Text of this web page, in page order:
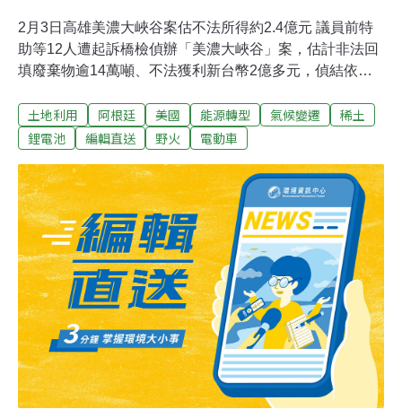
2月3日高雄美濃大峽谷案估不法所得約2.4億元 議員前特
助等12人遭起訴橋檢偵辦「美濃大峽谷」案，估計非法回
填廢棄物逾14萬噸、不法獲利新台幣2億多元，偵結依違
議員朱信強前特助石麗君等12人。（中央社報導）亞泥礦
場補辦環評 地方憂慮山崩悲劇礦業法修法後，亞洲水泥新
明會。居民憂心403強震後礦場周邊土石崩塌，採掘高度
降至海拔120公尺恐危及部落安全；亞泥則回應，已加強
監測、修正爆破等作業，將納入意見，完善環評。（聯合
報報導）
土地利用 阿根廷 美國 能源轉型 氣候變遷
稀土
鋰電池
編輯直送 野火 電動車